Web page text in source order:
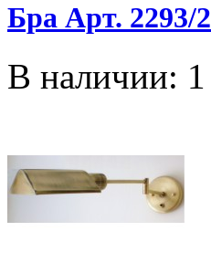
Бра Арт. 2293/
В наличии: